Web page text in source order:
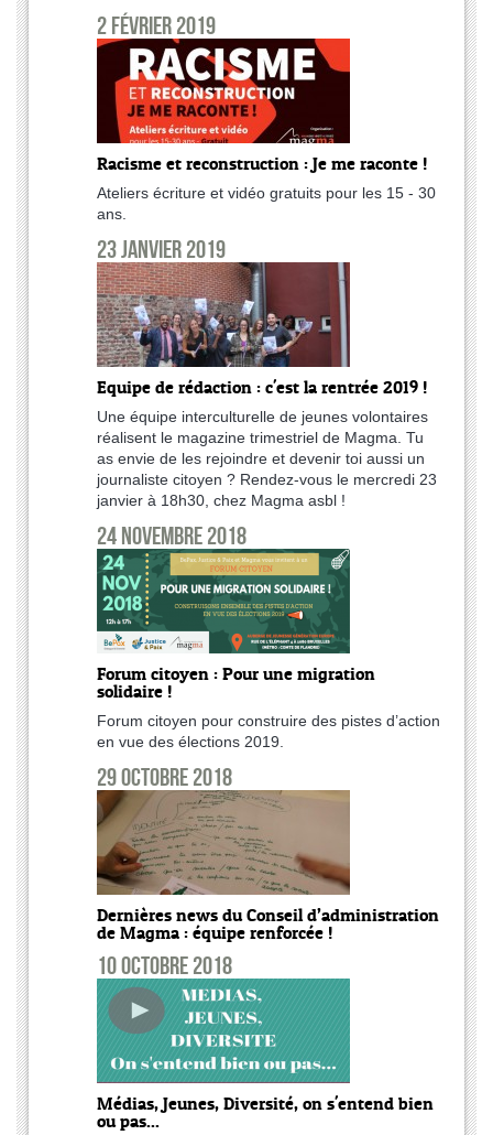
2 février 2019
Racisme et reconstruction : Je me raconte !
Ateliers écriture et vidéo gratuits pour les 15 - 30
ans.
23 janvier 2019
Equipe de rédaction : c'est la rentrée 2019 !
Une équipe interculturelle de jeunes volontaires
réalisent le magazine trimestriel de Magma. Tu
as envie de les rejoindre et devenir toi aussi un
journaliste citoyen ? Rendez-vous le mercredi 23
janvier à 18h30, chez Magma asbl !
24 novembre 2018
Forum citoyen : Pour une migration
solidaire !
Forum citoyen pour construire des pistes d’action
en vue des élections 2019.
29 octobre 2018
Dernières news du Conseil d’administration
de Magma : équipe renforcée !
10 octobre 2018
Médias, Jeunes, Diversité, on s'entend bien
ou pas...